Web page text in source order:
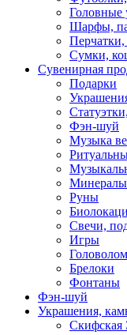
Головные
Шарфы,
Сумки,
Сувенирная
Подарки
Фэн-шуй
Музыка
Руны
Свечи,
Игры
Брелоки
Фонтаны
Фэн-шуй
Украшения,
Скифская